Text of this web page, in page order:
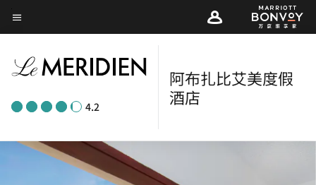
Skip
to
content
菜单文本
4.2
阿布扎比艾美度假
酒店